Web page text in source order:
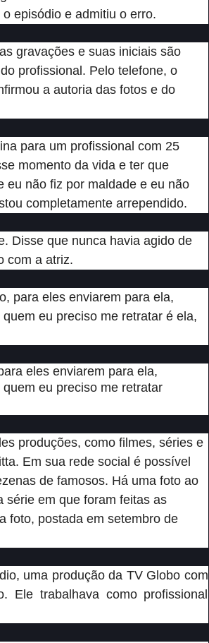
episódio e admitiu o erro.
gravações e suas iniciais são
profissional. Pelo telefone, o
a autoria das fotos e do
para um profissional com 25
momento da vida e ter que
eu não fiz por maldade e eu não
completamente arrependido.
Disse que nunca havia agido de
com a atriz.
para eles enviarem para ela,
eu preciso me retratar é ela,
eles enviarem para ela,
eu preciso me retratar
produções, como filmes, séries e
Em sua rede social é possível
de famosos. Há uma foto ao
série em que foram feitas as
foto, postada em setembro de
uma produção da TV Globo com
trabalhava como profissional